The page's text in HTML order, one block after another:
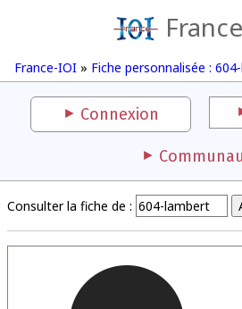
France-IOI » Fiche personnalisée :
Connexion
Consulter la fiche de :